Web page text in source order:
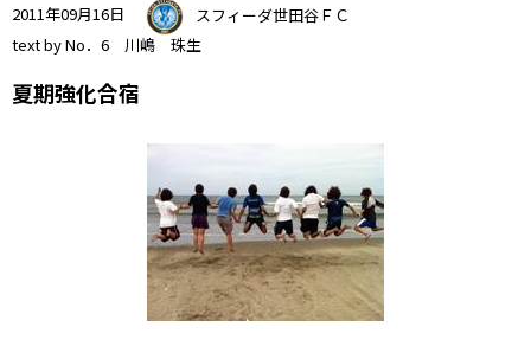
2011年09月16日
スフィーダ世田谷ＦＣ
text by No．6 川嶋 珠生
夏期強化合宿